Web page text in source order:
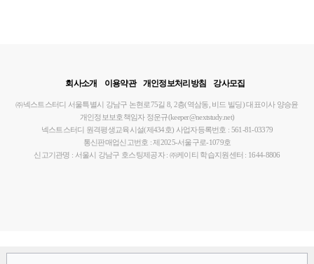
회사소개 이용약관 개인정보처리방침 강사모집
㈜넥스트스터디 서울특별시 강남구 논현로75길 8, 2층(역삼동, 비드 빌딩)대표이사 양승윤
개인정보보호책임자 정운규(keeper@nextstudy.net)
넥스트스터디 원격평생교육시설(제434호) 사업자등록번호 : 561-81-03379
통신판매업신고번호 : 제2025-서울구로-1079호
신고기관명 : 서울시 강남구 호스팅제공자 : ㈜케이티 학습지원센터 : 1644-8806